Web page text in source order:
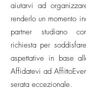
aiutarvi ad
renderlo un momento
partner studiano
richiesta per
aspettative in base
Affidatevi ad
serata eccezionale.